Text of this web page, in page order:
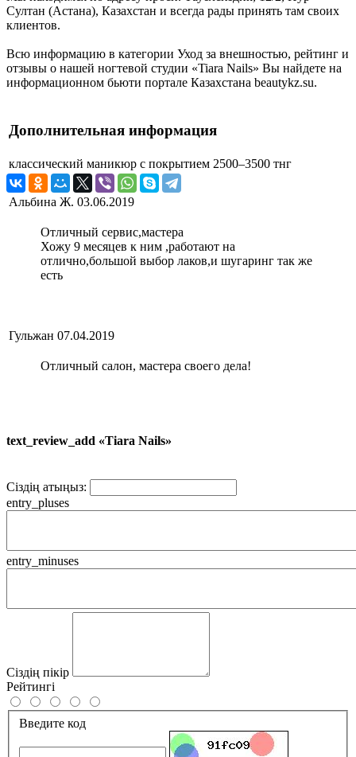
Султан (Астана), Казахстан и всегда рады принять там своих
клиентов.
Всю информацию в категории Уход за внешностью, рейтинг и
отзывы о нашей ногтевой студии «Tiara Nails» Вы найдете на
информационном бьюти портале Казахстана beautykz.su.
Дополнительная информация
классический маникюр с покрытием 2500–3500 тнг
Альбина Ж. 03.06.2019
Отличный сервис,мастера
Хожу 9 месяцев к ним ,работают на
отлично,большой выбор лаков,и шугаринг так же
есть
Гульжан 07.04.2019
Отличный салон, мастера своего дела!
text_review_add «Tiara Nails»
Сіздің атыңыз:
entry_pluses
entry_minuses
Сіздің пікір
Рейтингі
Введите код